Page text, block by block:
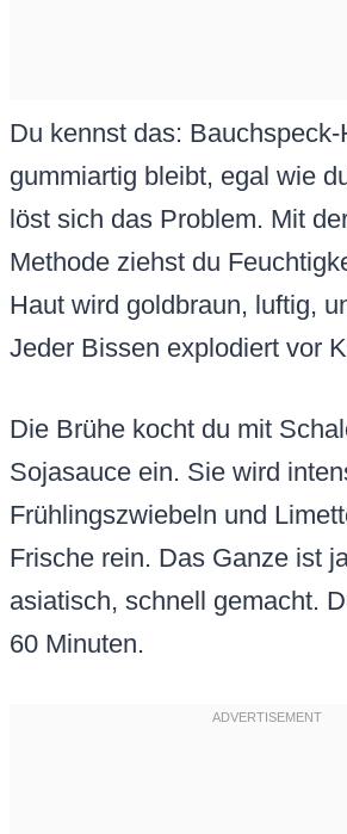
Du kennst das:
gummiartig bleibt, egal wie
löst sich das Problem. Mit
Methode ziehst du
Haut wird goldbraun, luftig,
Jeder Bissen explodiert vor
Die Brühe kocht du mit
Sojasauce ein. Sie wird
Frühlingszwiebeln und
Frische rein. Das Ganze ist
asiatisch, schnell gemacht.
60 Minuten.